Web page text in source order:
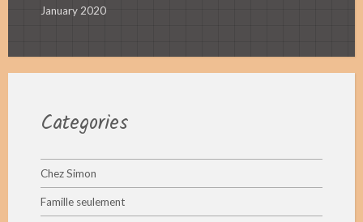
January 2020
Categories
Chez Simon
Famille seulement